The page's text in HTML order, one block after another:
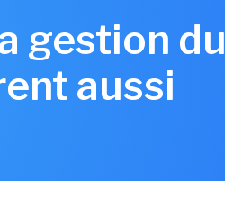
gestion du
aussi